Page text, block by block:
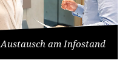
Austausch am Infostand